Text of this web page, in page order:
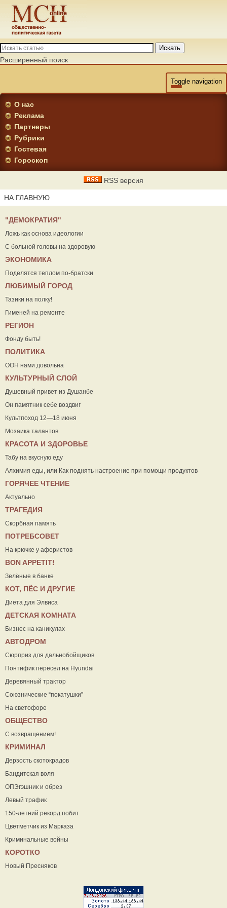
Искать
Расширенный поиск
Toggle navigation
О нас
Реклама
Партнеры
Рубрики
Гостевая
Гороскоп
RSS версия
НА ГЛАВНУЮ
"ДЕМОКРАТИЯ"
Ложь как основа идеологии
С больной головы на здоровую
ЭКОНОМИКА
Поделятся теплом по-братски
ЛЮБИМЫЙ ГОРОД
Тазики на полку!
Гименей на ремонте
РЕГИОН
Фонду быть!
ПОЛИТИКА
ООН нами довольна
КУЛЬТУРНЫЙ СЛОЙ
Душевный привет из Душанбе
Он памятник себе воздвиг
Культпоход 12—18 июня
Мозаика талантов
КРАСОТА И ЗДОРОВЬЕ
Табу на вкусную еду
Алхимия еды, или Как поднять настроение при помощи продуктов
ГОРЯЧЕЕ ЧТЕНИЕ
Актуально
ТРАГЕДИЯ
Скорбная память
ПОТРЕБСОВЕТ
На крючке у аферистов
ВON APPETIT!
Зелёные в банке
КОТ, ПЁС И ДРУГИЕ
Диета для Элвиса
ДЕТСКАЯ КОМНАТА
Бизнес на каникулах
АВТОДРОМ
Сюрприз для дальнобойщиков
Понтифик пересел на Hyundai
Деревянный трактор
Союзнические “покатушки”
На светофоре
ОБЩЕСТВО
С возвращением!
КРИМИНАЛ
Дерзость скотокрадов
Бандитская воля
ОПЭгэшник и обрез
Левый трафик
150-летний рекорд побит
Цветметчик из Марказа
Криминальные войны
КОРОТКО
Новый Пресняков